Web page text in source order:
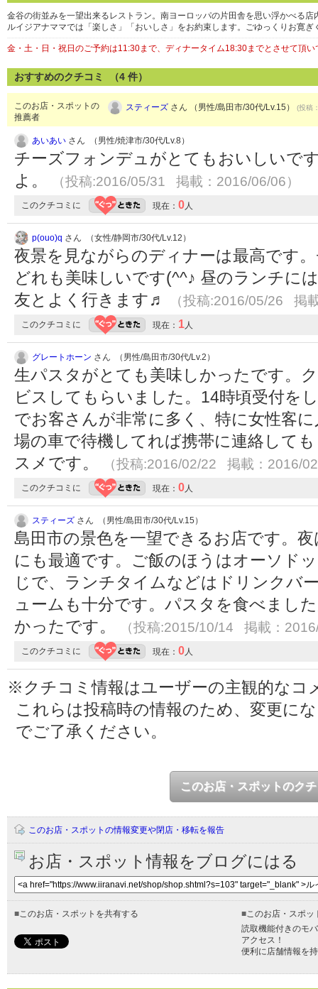
金谷の街並みを一望出来るレストラン。南ヨーロッパの片田舎を思い浮かべる
ルイジアナママでは「楽しさ」「おいしさ」をお約束します。ごゆっくりお寛ぎ
金・土・日・祝日のご予約は11:30まで、ディナータイム18:30までとさせて頂い
おすすめのクチコミ （4 件）
このお店・スポットの
推薦者
スティーズ さん （男性/島田市/30代/Lv.15） (投稿
あいあい さん （男性/焼津市/30代/Lv.8）
チーズフォンデュがとてもおいしいで
よ。
（投稿:2016/05/31 掲載：2016/06/06）
このクチコミに 現在： 0人
p(ouo)q さん （女性/静岡市/30代/Lv.12）
夜景を見ながらのディナーは最高です
どれも美味しいです(^^♪ 昼のランチに
友とよく行きます♬
（投稿:2016/05/26 掲
このクチコミに 現在： 1人
グレートホーン さん （男性/島田市/30代/Lv.2）
生パスタがとても美味しかったです。
ビスしてもらいました。14時頃受付を
でお客さんが非常に多く、特に女性客
場の車で待機してれば携帯に連絡して
スメです。
（投稿:2016/02/22 掲載：2016/
このクチコミに 現在： 0人
スティーズ さん （男性/島田市/30代/Lv.15）
島田市の景色を一望できるお店です。
にも最適です。ご飯のほうはオーソド
じで、ランチタイムなどはドリンクバ
ュームも十分です。パスタを食べまし
かったです。
（投稿:2015/10/14 掲載：
このクチコミに 現在： 0人
※クチコミ情報はユーザーの主観的なコ
これらは投稿時の情報のため、変更に
でご了承ください。
このお店・スポットのク
このお店・スポットの情報変更や閉店・移転を報告
お店・スポット情報をブログにはる
■このお店・スポットを共有する ■このお店・スポッ
読取機能付きのモ
アクセス！
便利に店舗情報を